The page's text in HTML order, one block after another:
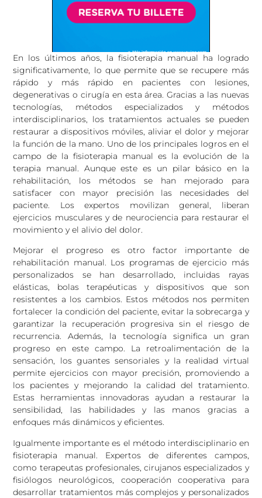
En los últimos años, la fisioterapia manual ha logrado
significativamente, lo que permite que se recupere más
rápido y más rápido en pacientes con lesiones,
degenerativas o cirugía en esta área. Gracias a las nuevas
tecnologías, métodos especializados y métodos
interdisciplinarios, los tratamientos actuales se pueden
restaurar a dispositivos móviles, aliviar el dolor y mejorar
la función de la mano. Uno de los principales logros en el
campo de la fisioterapia manual es la evolución de la
terapia manual. Aunque este es un pilar básico en la
rehabilitación, los métodos se han mejorado para
satisfacer con mayor precisión las necesidades del
paciente. Los expertos movilizan general, liberan
ejercicios musculares y de neurociencia para restaurar el
movimiento y el alivio del dolor.
Mejorar el progreso es otro factor importante de
rehabilitación manual. Los programas de ejercicio más
personalizados se han desarrollado, incluidas rayas
elásticas, bolas terapéuticas y dispositivos que son
resistentes a los cambios. Estos métodos nos permiten
fortalecer la condición del paciente, evitar la sobrecarga y
garantizar la recuperación progresiva sin el riesgo de
recurrencia. Además, la tecnología significa un gran
progreso en este campo. La retroalimentación de la
sensación, los guantes sensoriales y la realidad virtual
permite ejercicios con mayor precisión, promoviendo a
los pacientes y mejorando la calidad del tratamiento.
Estas herramientas innovadoras ayudan a restaurar la
sensibilidad, las habilidades y las manos gracias a
enfoques más dinámicos y eficientes.
Igualmente importante es el método interdisciplinario en
fisioterapia manual. Expertos de diferentes campos,
como terapeutas profesionales, cirujanos especializados y
fisiólogos neurológicos, cooperación cooperativa para
desarrollar tratamientos más complejos y personalizados